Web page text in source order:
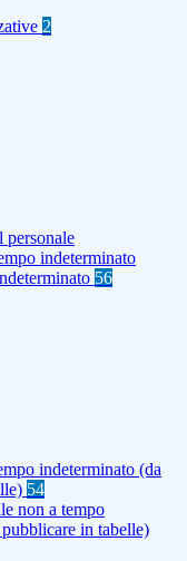
2
personale
indeterminato
56
indeterminato (da
54
non a tempo
in tabelle)